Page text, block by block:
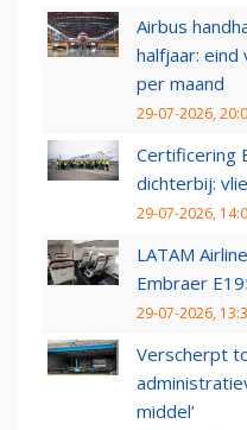
Airbus
halfjaar: eind
per maand
29-07-2026,
Certificering
dichterbij:
29-07-2026,
LATAM
Embraer
29-07-2026,
Verscherpt
middel’